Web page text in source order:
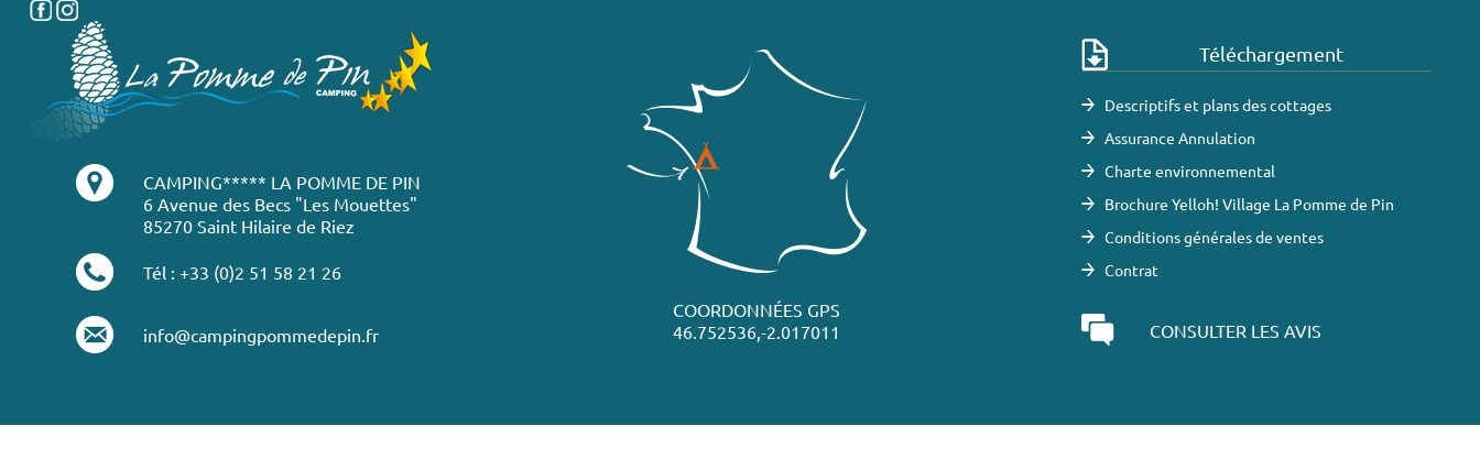
CAMPING***** LA POMME DE PIN
6 Avenue des Becs "Les Mouettes"
85270 Saint Hilaire de Riez
Tél : +33 (0)2 51 58 21 26
info@campingpommedepin.fr
COORDONNÉES GPS
46.752536,-2.017011
Téléchargement
Descriptifs et plans des cottages
Assurance Annulation
Charte environnemental
Brochure Yelloh! Village La Pomme de Pin
Conditions générales de ventes
Contrat
CONSULTER LES AVIS